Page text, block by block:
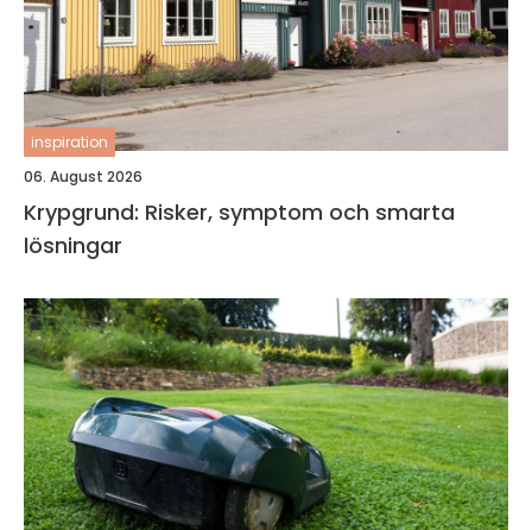
inspiration
06. August 2026
Krypgrund: Risker, symptom och smarta
lösningar